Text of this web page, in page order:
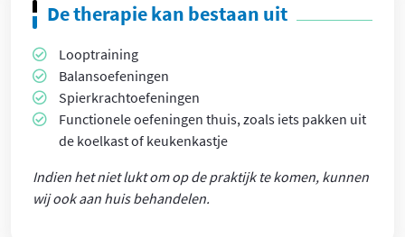
De therapie kan bestaan uit
Looptraining
Balansoefeningen
Spierkrachtoefeningen
Functionele oefeningen thuis, zoals iets pakken uit
de koelkast of keukenkastje
Indien het niet lukt om op de praktijk te komen, kunnen
wij ook aan huis behandelen.